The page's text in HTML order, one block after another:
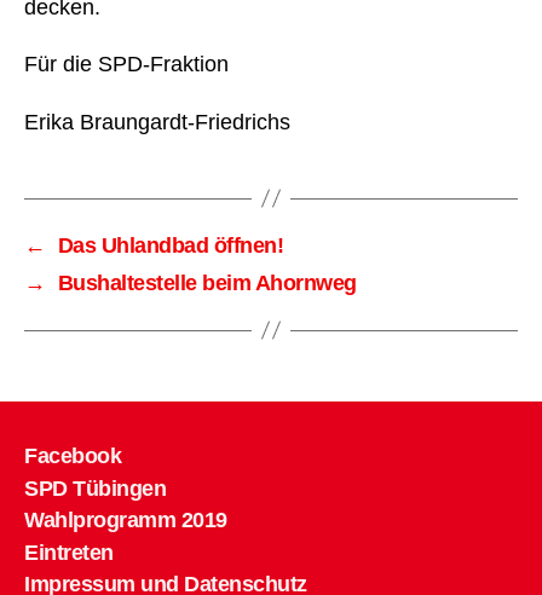
decken.
Für die SPD-Fraktion
Erika Braungardt-Friedrichs
←
Das Uhlandbad öffnen!
→
Bushaltestelle beim Ahornweg
Facebook
SPD Tübingen
Wahlprogramm 2019
Eintreten
Impressum und Datenschutz